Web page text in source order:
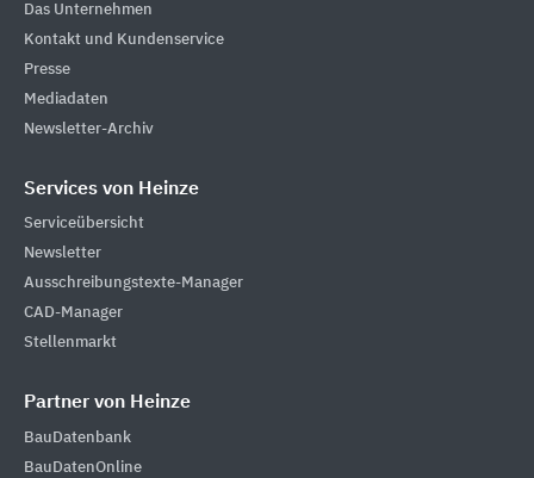
Das Unternehmen
Kontakt und Kundenservice
Presse
Mediadaten
Newsletter-Archiv
Services von Heinze
Serviceübersicht
Newsletter
Ausschreibungstexte-Manager
CAD-Manager
Stellenmarkt
Partner von Heinze
BauDatenbank
BauDatenOnline